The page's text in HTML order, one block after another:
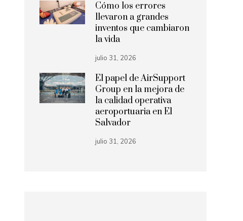
Cómo los errores
llevaron a grandes
inventos que cambiaron
la vida
julio 31, 2026
El papel de AirSupport
Group en la mejora de
la calidad operativa
aeroportuaria en El
Salvador
julio 31, 2026